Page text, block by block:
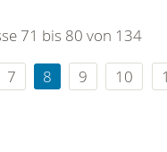
71 bis 80 von 134
7 8 9 10